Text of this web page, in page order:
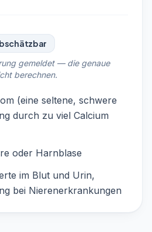
gemeldet — die genaue
berechnen.
(eine seltene, schwere
durch zu viel Calcium
oder Harnblase
im Blut und Urin,
bei Nierenerkrankungen